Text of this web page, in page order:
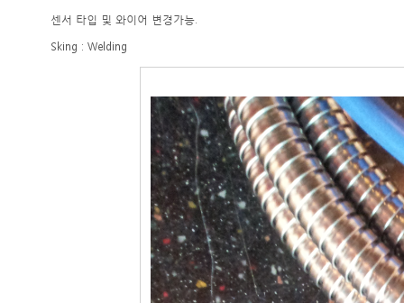
센서 타입 및 와이어 변경가능.
Sking : Welding